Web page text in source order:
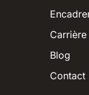
Carrière
Blog
Contact